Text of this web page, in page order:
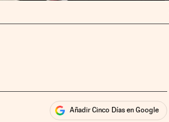
Añadir Cinco Días en Google